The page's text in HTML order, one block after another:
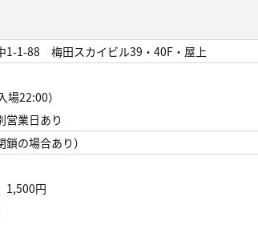
1-1-88 梅田スカイビル39・40F・屋上
22:00）
業日あり
の場合あり）
円